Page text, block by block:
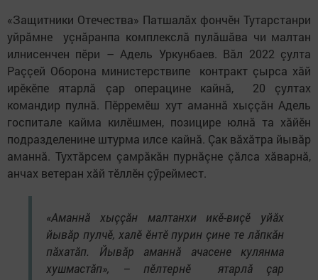
«Защитники Отечества» Патшалăх фончӗн Тутарстанри
уйрăмне уçнăранпа комплекслă пулăшăва чи малтан
илнисенчен пӗри – Адель Уркунбаев. Вăл 2022 çулта
Раççей Оборона министерствипе контракт çырса хăй
ирӗкӗпе ятарлă çар операцине кайнă, 20 çултах
командир пулнă. Пӗрремӗш хут аманнă хыççăн Адель
госпитале кайма килӗшмен, позицире юлнă та хăйӗн
подразделенине штурма илсе кайнă. Çак вăхăтра йывăр
аманнă. Тухтăрсем çамрăкăн пурнăçне çăлса хăварнă,
анчах ветеран хăй тӗллӗн çӳреймест.
«Аманнă хыççăн малтанхи икӗ-виçӗ уйăх
йывăр пулчӗ, халӗ ӗнтӗ пурин çине те лăпкăн
пăхатăп. Йывăр аманнă ачасене кулянма
хушмастăп», – пӗлтернӗ ятарлă çар